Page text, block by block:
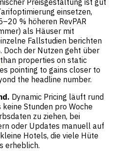
Preisgestaltung ist gut
einsetzen,
% höheren RevPAR
als Häuser mit
Fallstudien berichten
Doch der Nutzen geht über
than properties on static
pointing to gains closer to
the headline number.
Dynamic Pricing läuft rund
Stunden pro Woche
zu ziehen, bei
oder Updates manuell auf
Hotels, die viele Hüte
erheblich.